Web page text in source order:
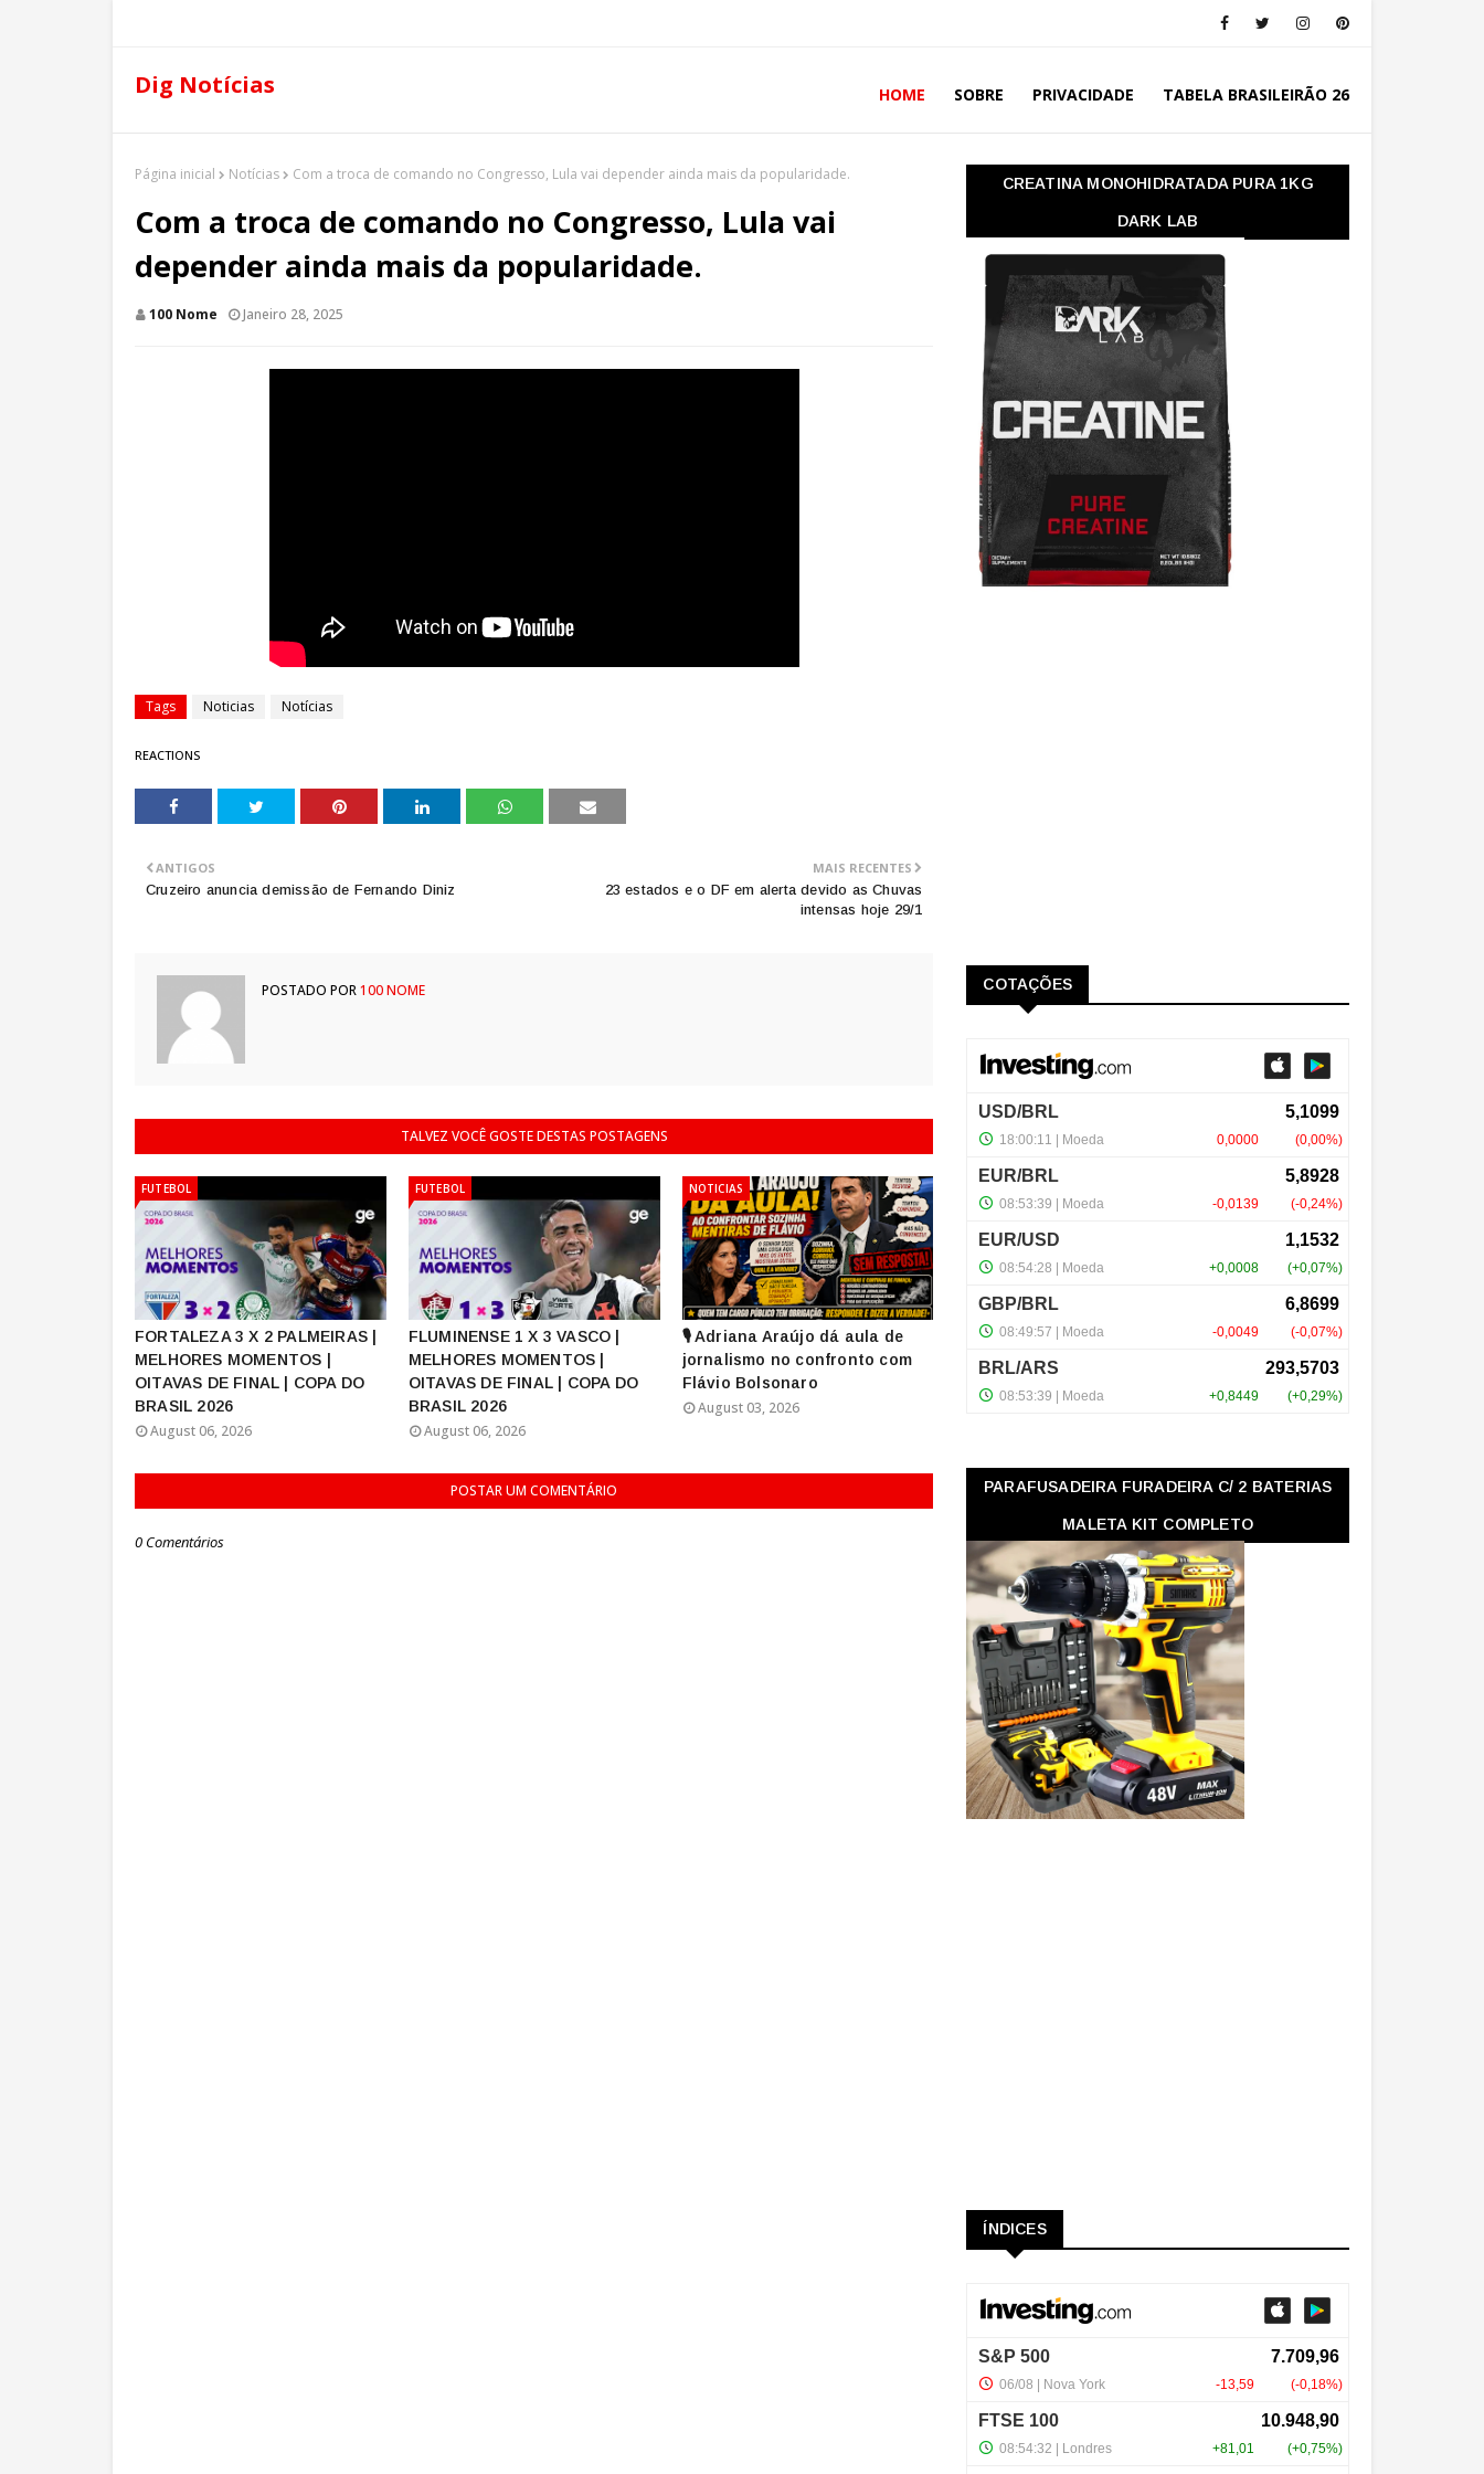
Dig Notícias HOME SOBRE PRIVACIDADE TABELA BRASILEIRÃO 26
Página inicial Notícias Com a troca de comando no Congresso, Lula vai depender ainda mais da popularidade.
Com a troca de comando no Congresso, Lula vai
depender ainda mais da popularidade.
100 Nome Janeiro 28, 2025
Tags Noticias Notícias
REACTIONS
MAIS RECENTES
23 estados e o DF em alerta devido as Chuvas
intensas hoje 29/1
ANTIGOS
Cruzeiro anuncia demissão de Fernando Diniz
POSTADO POR100 NOME
TALVEZ VOCÊ GOSTE DESTAS POSTAGENS
FUTEBOL
FORTALEZA 3 X 2 PALMEIRAS |
MELHORES MOMENTOS |
OITAVAS DE FINAL | COPA DO
BRASIL 2026
August 06, 2026
FUTEBOL
FLUMINENSE 1 X 3 VASCO |
MELHORES MOMENTOS |
OITAVAS DE FINAL | COPA DO
BRASIL 2026
August 06, 2026
NOTICIAS
🎙️ Adriana Araújo dá aula de
jornalismo no confronto com
Flávio Bolsonaro
August 03, 2026
POSTAR UM COMENTÁRIO
0 Comentários
CREATINA MONOHIDRATADA PURA 1KG
DARK LAB
COTAÇÕES
PARAFUSADEIRA FURADEIRA C/ 2 BATERIAS
MALETA KIT COMPLETO
ÍNDICES